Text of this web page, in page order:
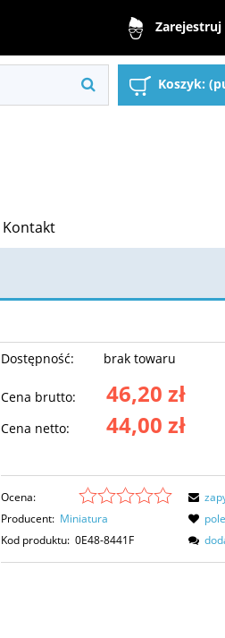
Zarejestruj
Koszyk:
Kontakt
Dostępność: brak towaru
Cena brutto: 46,20 zł
Cena netto: 44,00 zł
Ocena:
Producent: Miniatura
Kod produktu: 0E48-8441F